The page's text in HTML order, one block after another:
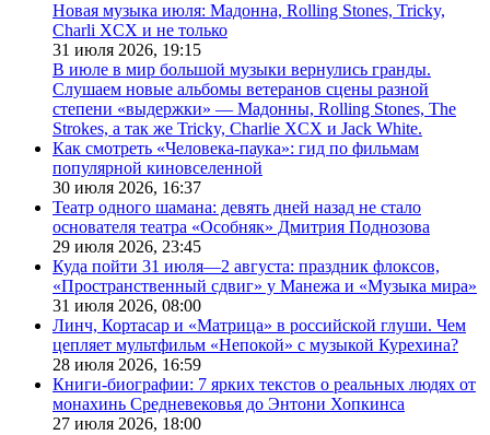
Новая музыка июля: Мадонна, Rolling Stones, Tricky,
Charli XCX и не только
31 июля 2026, 19:15
В июле в мир большой музыки вернулись гранды.
Слушаем новые альбомы ветеранов сцены разной
степени «выдержки» — Мадонны, Rolling Stones, The
Strokes, а так же Tricky, Charlie XCX и Jack White.
Как смотреть «Человека-паука»: гид по фильмам
популярной киновселенной
30 июля 2026, 16:37
Театр одного шамана: девять дней назад не стало
основателя театра «Особняк» Дмитрия Поднозова
29 июля 2026, 23:45
Куда пойти 31 июля—2 августа: праздник флоксов,
«Пространственный сдвиг» у Манежа и «Музыка мира»
31 июля 2026, 08:00
Линч, Кортасар и «Матрица» в российской глуши. Чем
цепляет мультфильм «Непокой» с музыкой Курехина?
28 июля 2026, 16:59
Книги-биографии: 7 ярких текстов о реальных людях от
монахинь Средневековья до Энтони Хопкинса
27 июля 2026, 18:00